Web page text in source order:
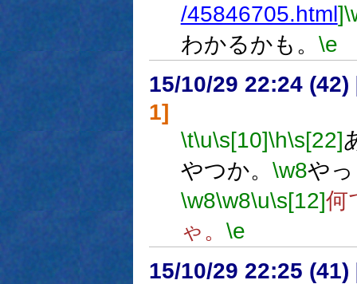
/45846705.html]
わかるかも。 \e
15/10/29 22:24 (42)
1]
\t\u\s[10]\h\s[22]
やつか。 \w8や
\w8\w8\u\s[12]何
ゃ。 \e
15/10/29 22:25 (41)